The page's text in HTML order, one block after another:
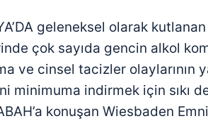
geleneksel olarak
çok sayıda gencin alkol
ve cinsel tacizler olaylarının
minimuma indirmek için sıkı
konuşan Wiesbaden